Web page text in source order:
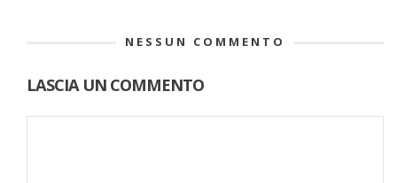
NESSUN COMMENTO
LASCIA UN COMMENTO